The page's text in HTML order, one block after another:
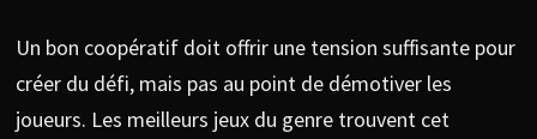
Un bon coopératif doit offrir une tension suffisante pour
créer du défi, mais pas au point de démotiver les
joueurs. Les meilleurs jeux du genre trouvent cet